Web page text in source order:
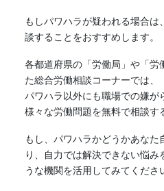
もしパワハラが疑われる場合は
談することをおすすめします。
各都道府県の「労働局」や「労
た総合労働相談コーナーでは、
パワハラ以外にも職場での嫌が
様々な労働問題を無料で相談す
もし、パワハラかどうかあなた
り、自力では解決できない悩み
うな機関を活用してみてくださ